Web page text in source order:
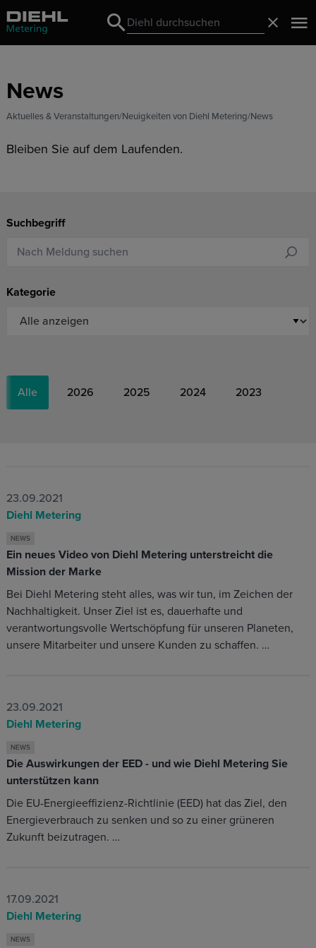
Search
Search
News
Aktuelles & Veranstaltungen Neuigkeiten von Diehl Metering News
Bleiben Sie auf dem Laufenden.
Suchbegriff
Kategorie
Alle 2026 2025 2024 2023
23.09.2021
Diehl Metering
NEWS
Ein neues Video von Diehl Metering unterstreicht die
Mission der Marke
Bei Diehl Metering steht alles, was wir tun, im Zeichen der
Nachhaltigkeit. Unser Ziel ist es, dauerhafte und
verantwortungsvolle Wertschöpfung für unseren Planeten,
unsere Mitarbeiter und unsere Kunden zu schaffen. …
23.09.2021
Diehl Metering
NEWS
Die Auswirkungen der EED - und wie Diehl Metering Sie
unterstützen kann
Die EU-Energieeffizienz-Richtlinie (EED) hat das Ziel, den
Energieverbrauch zu senken und so zu einer grüneren
Zukunft beizutragen. …
17.09.2021
Diehl Metering
NEWS